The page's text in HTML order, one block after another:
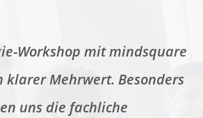
Workshop mit mindsquare
klarer Mehrwert. Besonders
uns die fachliche